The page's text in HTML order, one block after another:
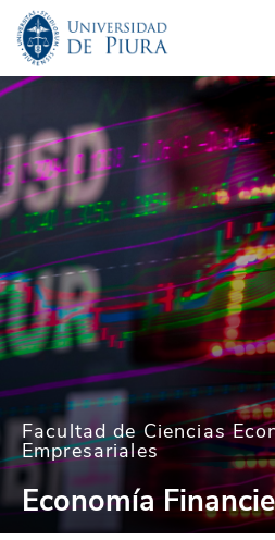
Facultad de Ciencias
Empresariales
Economía